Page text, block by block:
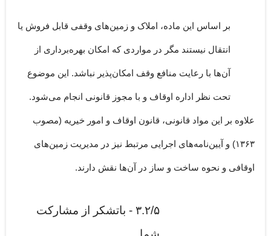
بر اساس این ماده، املاک و زمین‌های وقفی قابل فروش یا
انتقال نیستند مگر در مواردی که امکان بهره‌برداری از
آن‌ها با رعایت منافع وقف امکان‌پذیر نباشد. این موضوع
تحت نظر اداره اوقاف و با مجوز قانونی انجام می‌شود.
علاوه بر این مواد قانونی، قانون اوقاف و امور خیریه (مصوب
۱۳۶۳) و آیین‌نامه‌های اجرایی مرتبط نیز در مدیریت زمین‌های
اوقافی و نحوه ساخت و ساز در آن‌ها نقش دارند.
۳.۲/۵ - باتشکر از مشارکت